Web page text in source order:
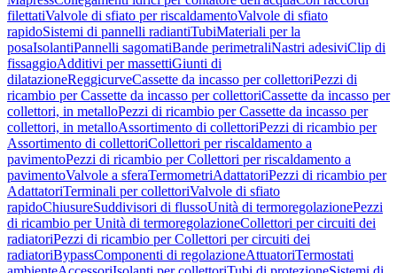
filettatiValvole di sfiato per riscaldamentoValvole di sfiato
rapidoSistemi di pannelli radiantiTubiMateriali per la
posaIsolantiPannelli sagomatiBande perimetraliNastri adesiviClip di
fissaggioAdditivi per massettiGiunti di
dilatazioneReggicurveCassette da incasso per collettoriPezzi di
ricambio per Cassette da incasso per collettoriCassette da incasso per
collettori, in metalloPezzi di ricambio per Cassette da incasso per
collettori, in metalloAssortimento di collettoriPezzi di ricambio per
Assortimento di collettoriCollettori per riscaldamento a
pavimentoPezzi di ricambio per Collettori per riscaldamento a
pavimentoValvole a sferaTermometriAdattatoriPezzi di ricambio per
AdattatoriTerminali per collettoriValvole di sfiato
rapidoChiusureSuddivisori di flussoUnità di termoregolazionePezzi
di ricambio per Unità di termoregolazioneCollettori per circuiti dei
radiatoriPezzi di ricambio per Collettori per circuiti dei
radiatoriBypassComponenti di regolazioneAttuatoriTermostati